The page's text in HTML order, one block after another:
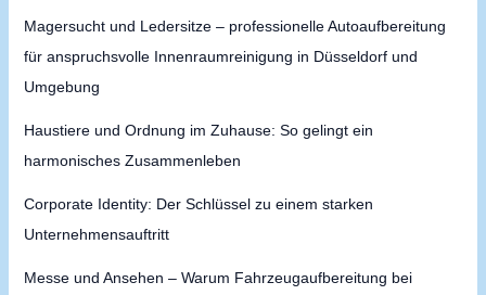
Magersucht und Ledersitze – professionelle Autoaufbereitung
für anspruchsvolle Innenraumreinigung in Düsseldorf und
Umgebung
Haustiere und Ordnung im Zuhause: So gelingt ein
harmonisches Zusammenleben
Corporate Identity: Der Schlüssel zu einem starken
Unternehmensauftritt
Messe und Ansehen – Warum Fahrzeugaufbereitung bei